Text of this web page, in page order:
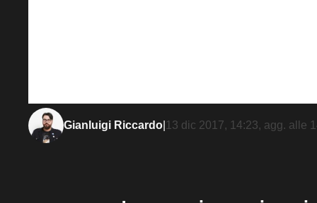
Gianluigi Riccardo 13 dic 2017, 14:23, agg. alle